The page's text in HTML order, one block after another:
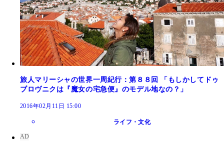
旅人マリーシャの世界一周紀行：第８８回 「もしかしてドゥ
ブロヴニクは『魔女の宅急便』のモデル地なの？」
2016年02月11日 15:00
ライフ・文化